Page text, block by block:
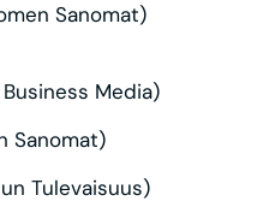
Sanomat)
Media)
Sanomat)
Tulevaisuus)